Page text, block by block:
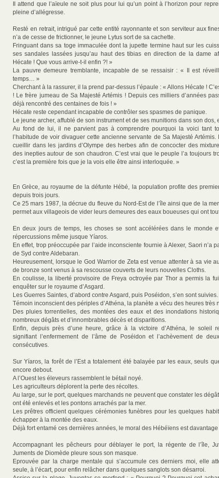
Il attend que l’aïeule ne soit plus pour lui qu’un point à l’horizon pour
pleine d’allégresse.
Resté en retrait, intrigué par cette entité rayonnante et son serviteur aux
n’a de cesse de frictionner, le jeune Lytus sort de sa cachette.
Fringuant dans sa toge immaculée dont la jupette termine haut sur les
ses sandales lassées jusqu’au haut des tibias en direction de la dame
Hécate ! Que vous arrive-t-il enfin ?! »
La pauvre demeure tremblante, incapable de se ressaisir : « Il est
temps… »
Cherchant à la rassurer, il la prend par-dessus l’épaule : « Allons Hécate !
! Le frère jumeau de Sa Majesté Artémis ! Depuis ces milliers d’années
déjà rencontré des centaines de fois ! »
Hécate reste cependant incapable de contrôler ses spasmes de panique.
Le jeune archer, affublé de son instrument et de ses munitions dans son dos,
Au fond de lui, il ne parvient pas à comprendre pourquoi la voici tant
l’habitude de voir divaguer cette ancienne servante de Sa Majesté Artémis.
cueillir dans les jardins d’Olympe des herbes afin de concocter des
des inepties autour de son chaudron. C’est vrai que le peuple l’a toujours
c’est la première fois que je la vois elle être ainsi interloquée. »
En Grèce, au royaume de la défunte Hébé, la population profite des
depuis trois jours.
Ce 25 mars 1987, la décrue du fleuve du Nord-Est de l’île ainsi que de la
permet aux villageois de vider leurs demeures des eaux boueuses qui ont
En deux jours de temps, les choses se sont accélérées dans le monde
répercussions même jusque Yíaros.
En effet, trop préoccupée par l’aide inconsciente fournie à Alexer, Saori n’a
de Syd contre Aldebaran.
Heureusement, lorsque le God Warrior de Zeta est venue attenter à sa vie
de bronze sont venus à sa rescousse couverts de leurs nouvelles Cloths.
En coulisse, la liberté provisoire de Freya octroyée par Thor a permis la
enquêter sur le royaume d’Asgard.
Les Guerres Saintes, d’abord contre Asgard, puis Poséidon, s’en sont suivies.
Témoin inconscient des périples d’Athéna, la planète a vécu des heures très
Des pluies torrentielles, des montées des eaux et des inondations
nombreux dégâts et d’innombrables décès et disparitions.
Enfin, depuis près d’une heure, grâce à la victoire d’Athéna, le soleil
signifiant l’enfermement de l’âme de Poséidon et l’achèvement de
consécutives.
Sur Yíaros, la forêt de l’Est a totalement été balayée par les eaux, seuls
encore debout.
A l’Ouest les éleveurs rassemblent le bétail noyé.
Les agriculteurs déplorent la perte des récoltes.
Au large, sur le port, quelques marchands ne peuvent que constater les
ont été enlevés et les pontons arrachés par la mer.
Les prêtres officient quelques cérémonies funèbres pour les quelques
échapper à la montée des eaux.
Déjà fort entamé ces dernières années, le moral des Hébéïens est
Accompagnant les pêcheurs pour déblayer le port, la régente de l’île,
Juments de Diomède pleure sous son masque.
Eprouvée par la charge mentale qui s’accumule ces derniers moi, elle
seule, à l’écart, pour enfin relâcher dans quelques sanglots son désarroi.